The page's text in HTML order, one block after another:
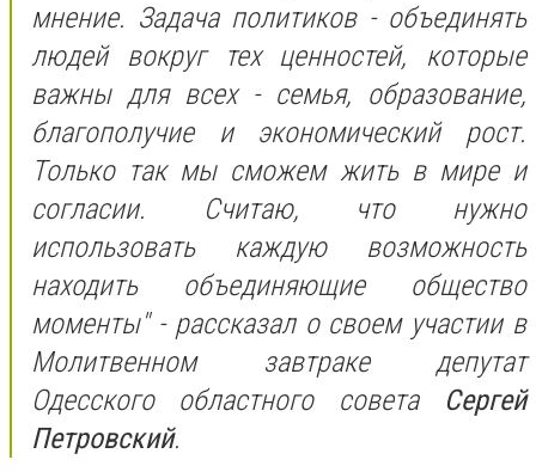
мнение. Задача политиков - объединять
людей вокруг тех ценностей, которые
важны для всех - семья, образование,
благополучие и экономический рост.
Только так мы сможем жить в мире и
согласии. Считаю, что нужно
использовать каждую возможность
находить объединяющие общество
моменты" - рассказал о своем участии в
Молитвенном завтраке депутат
Одесского областного советаСергей
Петровский.